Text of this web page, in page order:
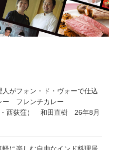
人がフォン・ド・ヴォーで仕込
ー フレンチカレー
・西荻窪） 和田直樹 26年8月